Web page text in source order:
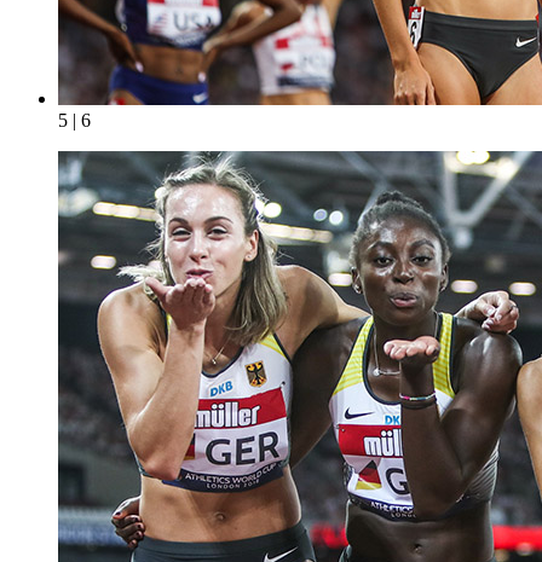
5 | 6